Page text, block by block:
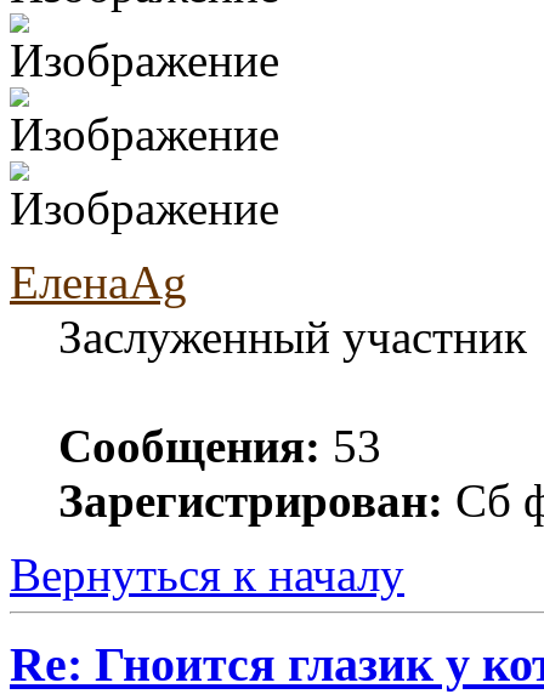
ЕленаAg
Заслуженный участник
Сообщения: 53
Зарегистрирован: Сб
Вернуться к началу
Re: Гноится глазик у